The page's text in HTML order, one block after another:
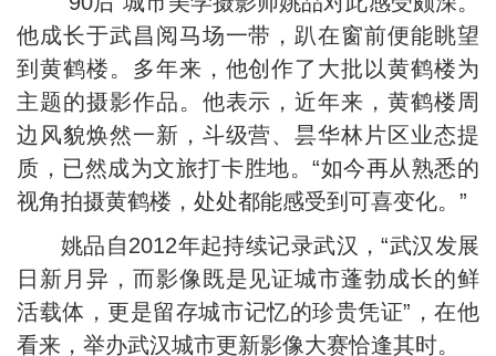
他成长于武昌阅马场一带，趴在窗前便能眺望
到黄鹤楼。多年来，他创作了大批以黄鹤楼为
主题的摄影作品。他表示，近年来，黄鹤楼周
边风貌焕然一新，斗级营、昙华林片区业态提
质，已然成为文旅打卡胜地。“如今再从熟悉的
视角拍摄黄鹤楼，处处都能感受到可喜变化。”
姚品自2012年起持续记录武汉，“武汉发展
日新月异，而影像既是见证城市蓬勃成长的鲜
活载体，更是留存城市记忆的珍贵凭证”，在他
看来，举办武汉城市更新影像大赛恰逢其时。